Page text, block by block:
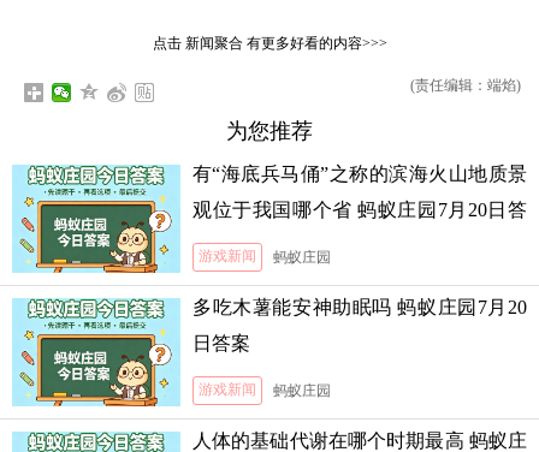
点击 新闻聚合有更多好看的内容>>>
(责任编辑：端焰)
为您推荐
有“海底兵马俑”之称的滨海火山地质景
观位于我国哪个省 蚂蚁庄园7月20日答
案
游戏新闻 蚂蚁庄园
多吃木薯能安神助眠吗 蚂蚁庄园7月20
日答案
游戏新闻 蚂蚁庄园
人体的基础代谢在哪个时期最高 蚂蚁庄